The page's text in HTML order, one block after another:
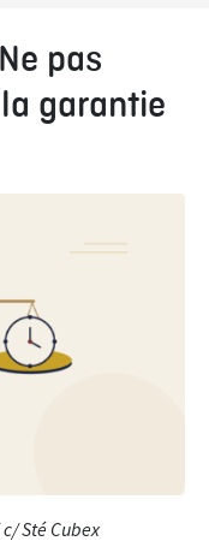
pas
garantie
Sté Cubex